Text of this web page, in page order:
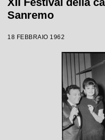
Sanremo
18 FEBBRAIO 1962